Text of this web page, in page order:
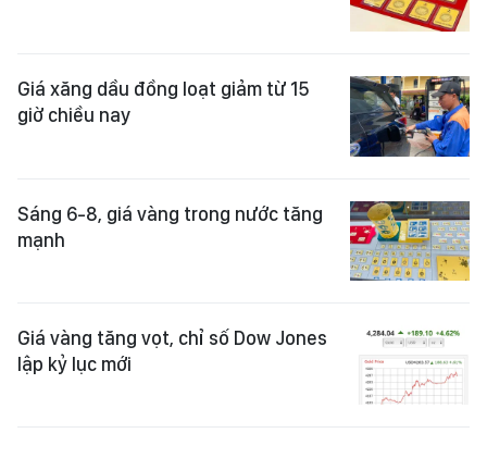
Giá xăng dầu đồng loạt giảm từ 15
giờ chiều nay
Sáng 6-8, giá vàng trong nước tăng
mạnh
Giá vàng tăng vọt, chỉ số Dow Jones
lập kỷ lục mới